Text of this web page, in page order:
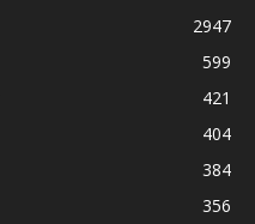
2947
599
421
404
384
356